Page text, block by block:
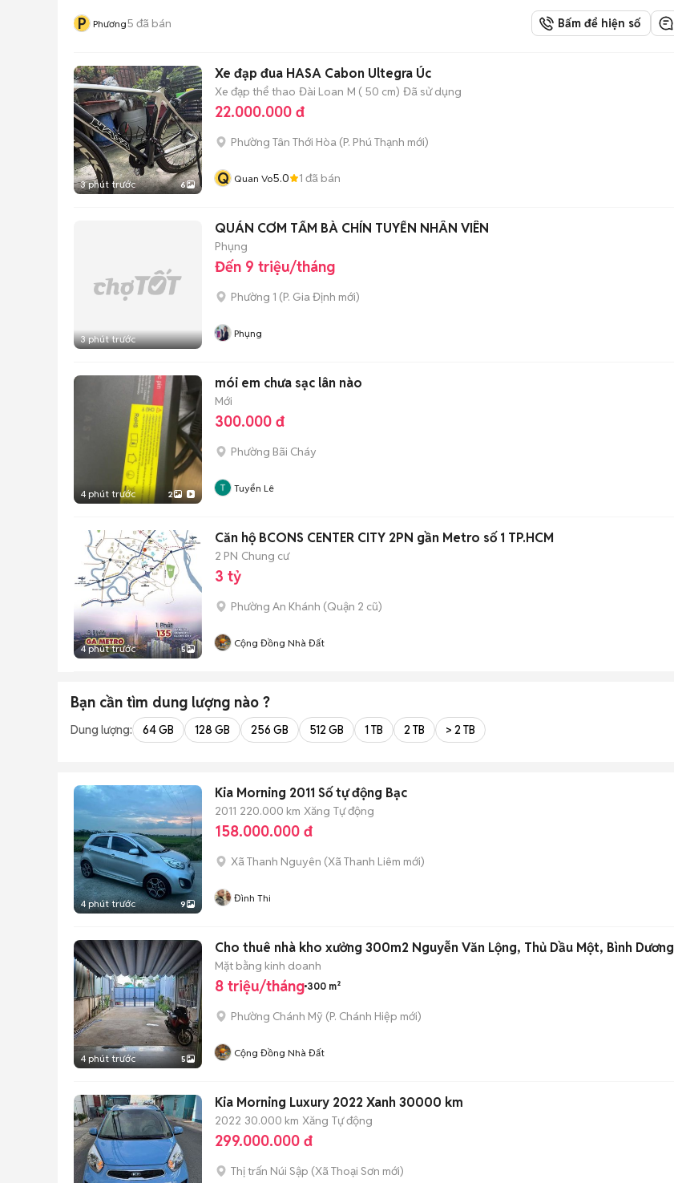
P Phương5 đã bán Bấm để hiện số
3 phút trước 6
Xe đạp đua HASA Cabon Ultegra Úc
Xe đạp thể thao Đài Loan M ( 50 cm) Đã sử dụng
22.000.000 đ
Phường Tân Thới Hòa (P. Phú Thạnh mới)
Q Quan Vo5.0 1 đã bán
3 phút trước
QUÁN CƠM TẤM BÀ CHÍN TUYỂN NHÂN VIÊN
Phụng
Đến 9 triệu/tháng
Phường 1 (P. Gia Định mới)
Phụng
4 phút trước 2
mói em chưa sạc lân nào
Mới
300.000 đ
Phường Bãi Cháy
Tuyển Lê
4 phút trước 5
Căn hộ BCONS CENTER CITY 2PN gần Metro số 1 TP.HCM
2 PN Chung cư
3 tỷ
Phường An Khánh (Quận 2 cũ)
Cộng Đồng Nhà Đất
Bạn cần tìm dung lượng nào ?
Dung lượng: 64 GB 128 GB 256 GB 512 GB 1 TB 2 TB > 2 TB
4 phút trước 9
Kia Morning 2011 Số tự động Bạc
2011 220.000 km Xăng Tự động
158.000.000 đ
Xã Thanh Nguyên (Xã Thanh Liêm mới)
Đình Thi
4 phút trước 5
Cho thuê nhà kho xưởng 300m2 Nguyễn Văn Lộng, Thủ Dầu Một, Bình Dương
Mặt bằng kinh doanh
8 triệu/tháng 300 m²
Phường Chánh Mỹ (P. Chánh Hiệp mới)
Cộng Đồng Nhà Đất
Kia Morning Luxury 2022 Xanh 30000 km
2022 30.000 km Xăng Tự động
299.000.000 đ
Thị trấn Núi Sập (Xã Thoại Sơn mới)